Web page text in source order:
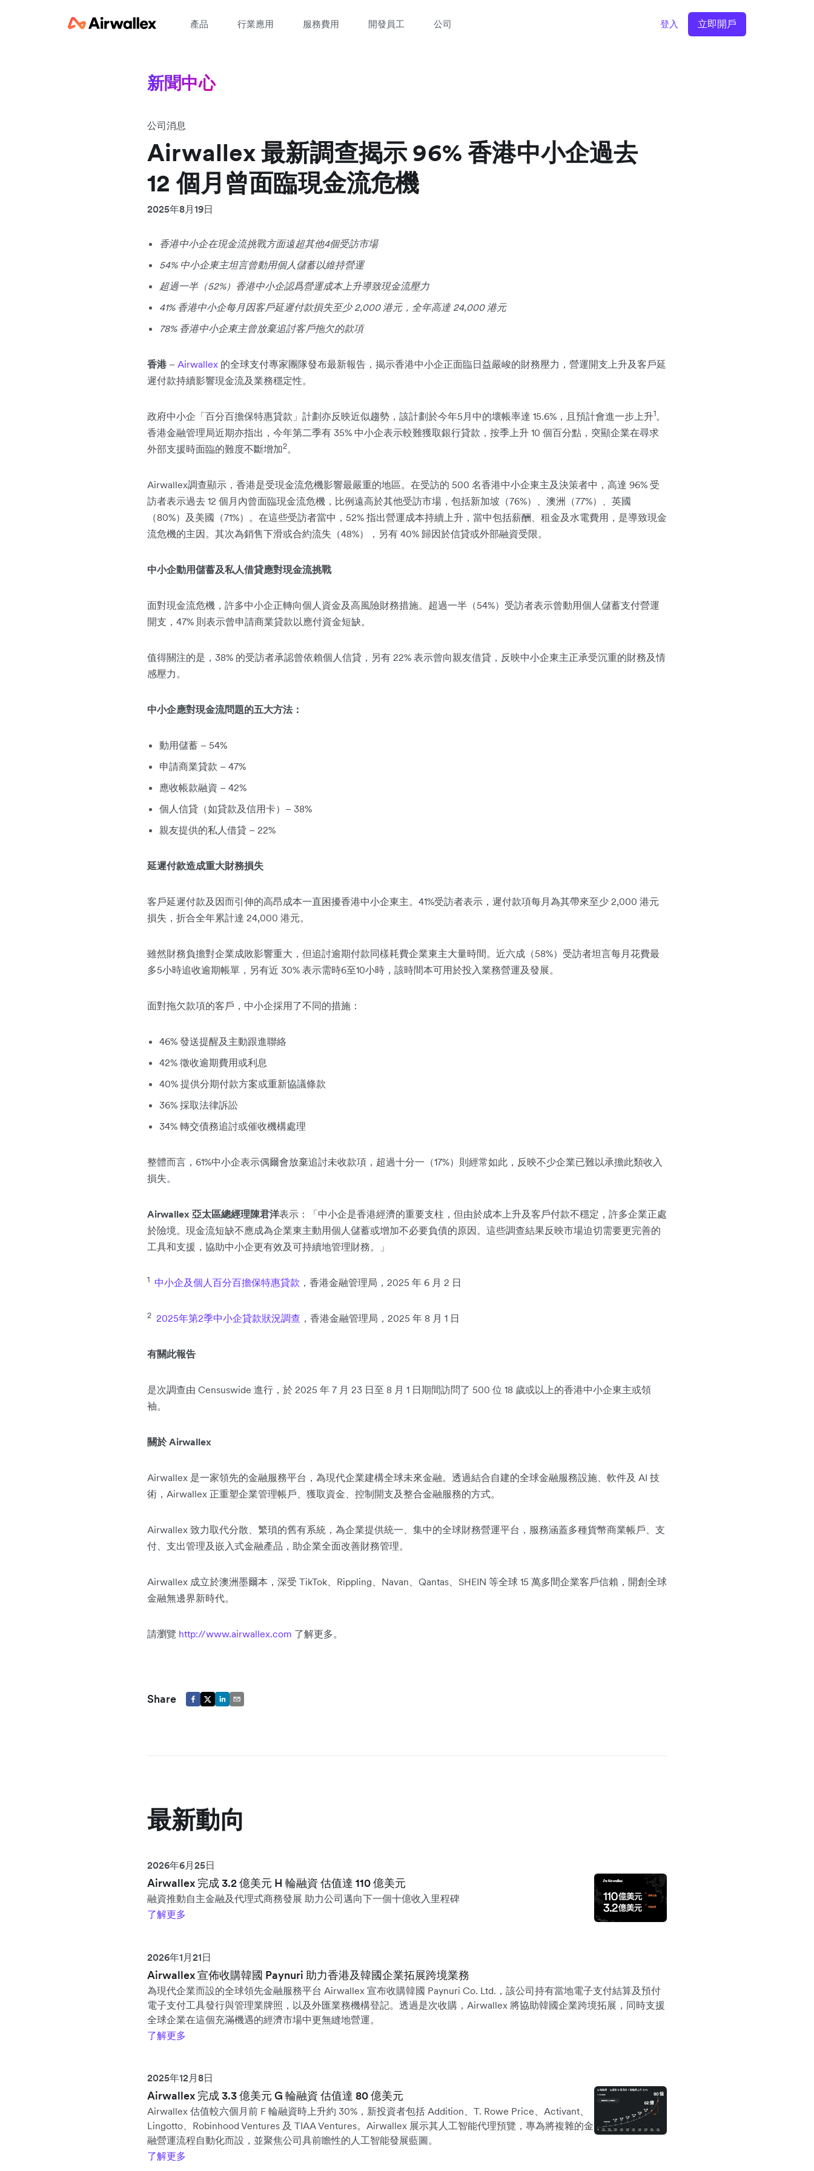
產品 行業應用 服務費用 開發員工 公司 登入 立即開戶
新聞中心
公司消息
Airwallex 最新調查揭示 96% 香港中小企過去
12 個月曾面臨現金流危機
2025年8月19日
香港中小企在現金流挑戰方面遠超其他4個受訪市場
54% 中小企東主坦言曾動用個人儲蓄以維持營運
超過一半（52%）香港中小企認爲營運成本上升導致現金流壓力
41% 香港中小企每月因客戶延遲付款損失至少 2,000 港元，全年高達 24,000 港元
78% 香港中小企東主曾放棄追討客戶拖欠的款項
香港– Airwallex 的全球支付專家團隊發布最新報告，揭示香港中小企正面臨日益嚴峻的財務壓力，營運開支上升及客戶延
遲付款持續影響現金流及業務穩定性。
政府中小企「百分百擔保特惠貸款」計劃亦反映近似趨勢，該計劃於今年5月中的壞帳率達 15.6%，且預計會進一步上升1。
香港金融管理局近期亦指出，今年第二季有 35% 中小企表示較難獲取銀行貸款，按季上升 10 個百分點，突顯企業在尋求
外部支援時面臨的難度不斷增加2。
Airwallex調查顯示，香港是受現金流危機影響最嚴重的地區。在受訪的 500 名香港中小企東主及決策者中，高達 96% 受
訪者表示過去 12 個月內曾面臨現金流危機，比例遠高於其他受訪市場，包括新加坡（76%）、澳洲（77%）、英國
（80%）及美國（71%）。在這些受訪者當中，52% 指出營運成本持續上升，當中包括薪酬、租金及水電費用，是導致現金
流危機的主因。其次為銷售下滑或合約流失（48%），另有 40% 歸因於信貸或外部融資受限。
中小企動用儲蓄及私人借貸應對現金流挑戰
面對現金流危機，許多中小企正轉向個人資金及高風險財務措施。超過一半（54%）受訪者表示曾動用個人儲蓄支付營運
開支，47% 則表示曾申請商業貸款以應付資金短缺。
值得關注的是，38% 的受訪者承認曾依賴個人信貸，另有 22% 表示曾向親友借貸，反映中小企東主正承受沉重的財務及情
感壓力。
中小企應對現金流問題的五大方法：
動用儲蓄 – 54%
申請商業貸款 – 47%
應收帳款融資 – 42%
個人信貸（如貸款及信用卡）– 38%
親友提供的私人借貸 – 22%
延遲付款造成重大財務損失
客戶延遲付款及因而引伸的高昂成本一直困擾香港中小企東主。41%受訪者表示，遲付款項每月為其帶來至少 2,000 港元
損失，折合全年累計達 24,000 港元。
雖然財務負擔對企業成敗影響重大，但追討逾期付款同樣耗費企業東主大量時間。近六成（58%）受訪者坦言每月花費最
多5小時追收逾期帳單，另有近 30% 表示需時6至10小時，該時間本可用於投入業務營運及發展。
面對拖欠款項的客戶，中小企採用了不同的措施：
46% 發送提醒及主動跟進聯絡
42% 徵收逾期費用或利息
40% 提供分期付款方案或重新協議條款
36% 採取法律訴訟
34% 轉交債務追討或催收機構處理
整體而言，61%中小企表示偶爾會放棄追討未收款項，超過十分一（17%）則經常如此，反映不少企業已難以承擔此類收入
損失。
Airwallex 亞太區總經理陳君洋表示：「中小企是香港經濟的重要支柱，但由於成本上升及客戶付款不穩定，許多企業正處
於險境。現金流短缺不應成為企業東主動用個人儲蓄或增加不必要負債的原因。這些調查結果反映市場迫切需要更完善的
工具和支援，協助中小企更有效及可持續地管理財務。」
1 中小企及個人百分百擔保特惠貸款 ，香港金融管理局，2025 年 6 月 2 日
2 2025年第2季中小企貸款狀況調查 ，香港金融管理局，2025 年 8 月 1 日
有關此報告
是次調查由 Censuswide 進行，於 2025 年 7 月 23 日至 8 月 1 日期間訪問了 500 位 18 歲或以上的香港中小企東主或領
袖。
關於 Airwallex
Airwallex 是一家領先的金融服務平台，為現代企業建構全球未來金融。透過結合自建的全球金融服務設施、軟件及 AI 技
術，Airwallex 正重塑企業管理帳戶、獲取資金、控制開支及整合金融服務的方式。
Airwallex 致力取代分散、繁瑣的舊有系統，為企業提供統一、集中的全球財務營運平台，服務涵蓋多種貨幣商業帳戶、支
付、支出管理及嵌入式金融產品，助企業全面改善財務管理。
Airwallex 成立於澳洲墨爾本，深受 TikTok、Rippling、Navan、Qantas、SHEIN 等全球 15 萬多間企業客戶信賴，開創全球
金融無邊界新時代。
請瀏覽 http://www.airwallex.com 了解更多。
Share
最新動向
2026年6月25日
Airwallex 完成 3.2 億美元 H 輪融資 估值達 110 億美元
融資推動自主金融及代理式商務發展 助力公司邁向下一個十億收入里程碑
了解更多
2026年1月21日
Airwallex 宣佈收購韓國 Paynuri 助力香港及韓國企業拓展跨境業務
為現代企業而設的全球領先金融服務平台 Airwallex 宣布收購韓國 Paynuri Co. Ltd.，該公司持有當地電子支付結算及預付
電子支付工具發行與管理業牌照，以及外匯業務機構登記。透過是次收購，Airwallex 將協助韓國企業跨境拓展，同時支援
全球企業在這個充滿機遇的經濟市場中更無縫地營運。
了解更多
2025年12月8日
Airwallex 完成 3.3 億美元 G 輪融資 估值達 80 億美元
Airwallex 估值較六個月前 F 輪融資時上升約 30%，新投資者包括 Addition、T. Rowe Price、Activant、
Lingotto、Robinhood Ventures 及 TIAA Ventures。Airwallex 展示其人工智能代理預覽，專為將複雜的金
融營運流程自動化而設，並聚焦公司具前瞻性的人工智能發展藍圖。
了解更多